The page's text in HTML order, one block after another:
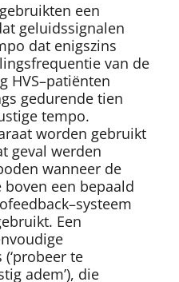
een
geluidssignalen
dat enigszins
van de
HVS–patiënten
gedurende tien
tempo.
worden gebruikt
geval werden
wanneer de
een bepaald
Een
te
adem’), die